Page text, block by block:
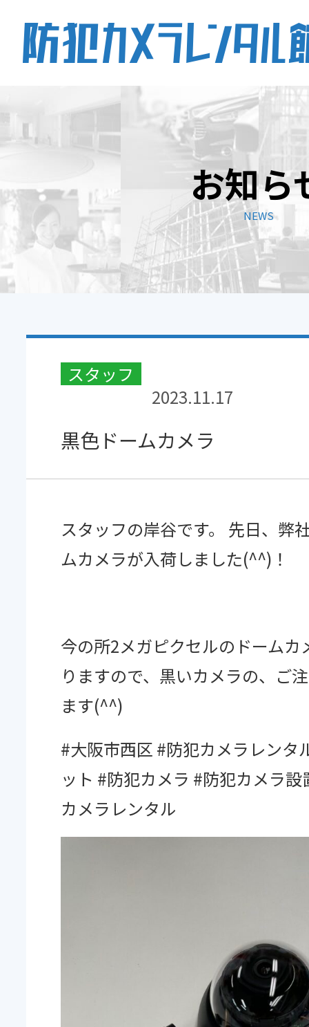
レンタルプラン
活用事例
設置までの流れ
よくあるご質問
お知らせ
Facebook
お知ら
NEWS
スタッフ
2023.11.17
黒色ドームカメラ
スタッフの岸谷です。 先日、弊
ムカメラが入荷しました(^^)！
今の所2メガピクセルのドームカ
りますので、黒いカメラの、ご
ます(^^)
#大阪市西区 #防犯カメラレンタ
ット #防犯カメラ #防犯カメラ
カメラレンタル